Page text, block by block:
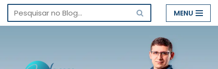
Pular
conteúdo
MENU